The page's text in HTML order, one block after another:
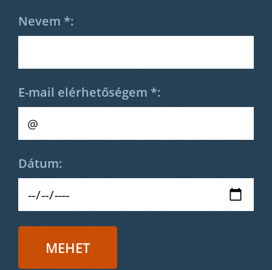
Nevem *:
E-mail elérhetőségem *:
Dátum: